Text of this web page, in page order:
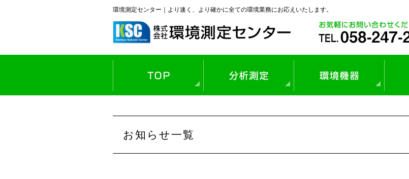
環境測定センター｜より速く、より確かに全ての環境業務にお応えいたします。
水質分析 技術コンサルタント
お知らせ一覧